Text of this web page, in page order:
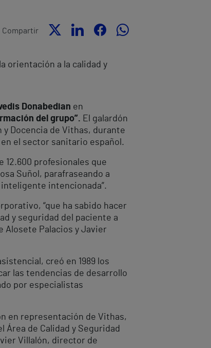
Compartir
orientación a la calidad y
Donabedian en
del grupo”. El galardón
Docencia de Vithas, durante
el sector sanitario español.
12.600 profesionales que
Suñol, parafraseando a
intencionada”.
“que ha sabido hacer
y seguridad del paciente a
Alosete Palacios y Javier
creó en 1989 los
las tendencias de desarrollo
por especialistas
en representación de Vithas,
de Calidad y Seguridad
Villalón, director de